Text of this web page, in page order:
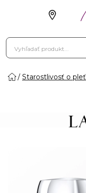
Starostlivosť o pleť